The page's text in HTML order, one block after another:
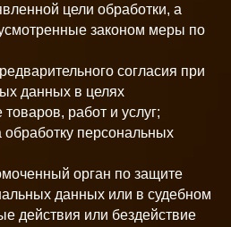
цели обработки, а
законом меры по
согласия при
данных в целях
работ и услуг;
обработку персональных
орган по защите
данных или в судебном
действия или бездействие